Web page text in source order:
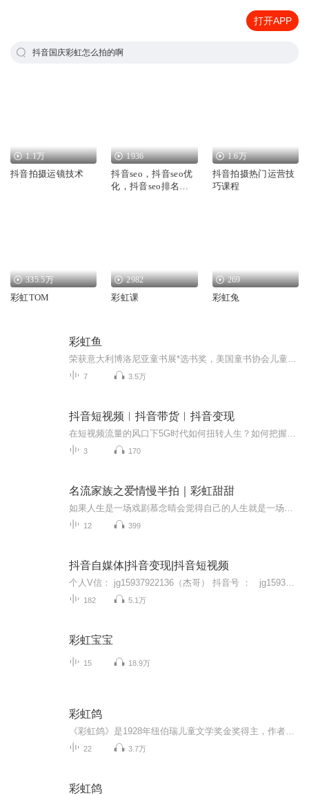
打开APP
抖音国庆彩虹怎么拍的啊
1.1万
抖音拍摄运镜技术
1936
抖音seo，抖音seo优
化，抖音seo排名，
1.6万
抖音拍摄热门运营技
巧课程
335.5万
彩虹TOM
2982
彩虹课
269
彩虹兔
彩虹鱼
7 3.5万
抖音短视频︱抖音带货︱抖音变现
3 170
名流家族之爱情慢半拍｜彩虹甜甜
12 399
抖音自媒体|抖音变现|抖音短视频
182 5.1万
彩虹宝宝
15 18.9万
彩虹鸽
22 3.7万
彩虹鸽